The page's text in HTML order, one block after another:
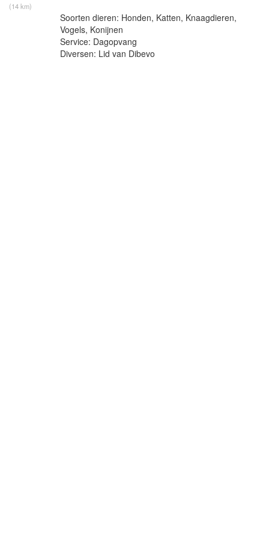
(14 km)
Soorten dieren: Honden, Katten, Knaagdieren,
Vogels, Konijnen
Service: Dagopvang
Diversen: Lid van Dibevo